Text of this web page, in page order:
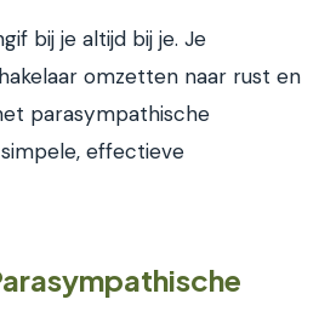
bij je altijd bij je. Je
omzetten naar rust en
parasympathische
effectieve